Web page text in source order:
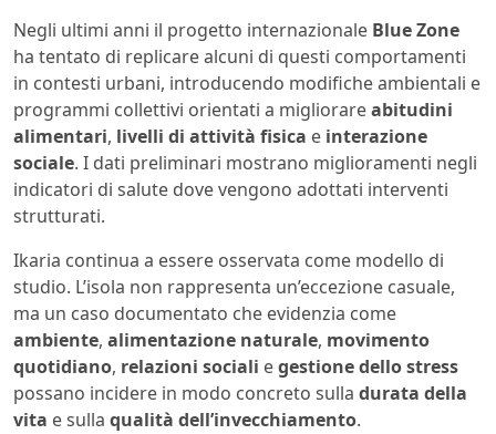
Negli ultimi anni il progetto internazionale Blue Zone
ha tentato di replicare alcuni di questi comportamenti
in contesti urbani, introducendo modifiche ambientali e
programmi collettivi orientati a migliorareabitudini
alimentari, livelli di attività fisica e interazione
sociale. I dati preliminari mostrano miglioramenti negli
indicatori di salute dove vengono adottati interventi
strutturati.
Ikaria continua a essere osservata come modello di
studio. L’isola non rappresenta un’eccezione casuale,
ma un caso documentato che evidenzia come
ambiente, alimentazione naturale, movimento
quotidiano, relazioni sociali egestione dello stress
possano incidere in modo concreto sulla durata della
vita e sulla qualità dell’invecchiamento.